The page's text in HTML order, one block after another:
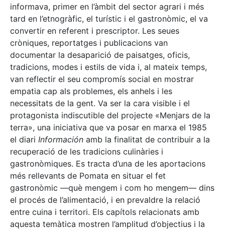
informava, primer en l’àmbit del sector agrari i més
tard en l’etnogràfic, el turístic i el gastronòmic, el va
convertir en referent i prescriptor. Les seues
cròniques, reportatges i publicacions van
documentar la desaparició de paisatges, oficis,
tradicions, modes i estils de vida i, al mateix temps,
van reflectir el seu compromís social en mostrar
empatia cap als problemes, els anhels i les
necessitats de la gent. Va ser la cara visible i el
protagonista indiscutible del projecte «Menjars de la
terra», una iniciativa que va posar en marxa el 1985
el diari Información amb la finalitat de contribuir a la
recuperació de les tradicions culinàries i
gastronòmiques. Es tracta d’una de les aportacions
més rellevants de Pomata en situar el fet
gastronòmic —què mengem i com ho mengem— dins
el procés de l’alimentació, i en prevaldre la relació
entre cuina i territori. Els capítols relacionats amb
aquesta temàtica mostren l’amplitud d’objectius i la